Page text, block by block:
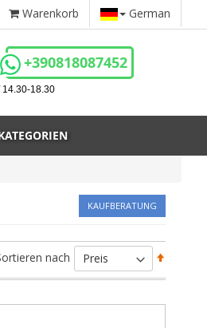
Warenkorb German
+390818087452
14.30-18.30
KAUFBERATUNG
nach